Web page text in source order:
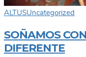
ALTUSUncategorized
SOÑAMOS
DIFERENTE